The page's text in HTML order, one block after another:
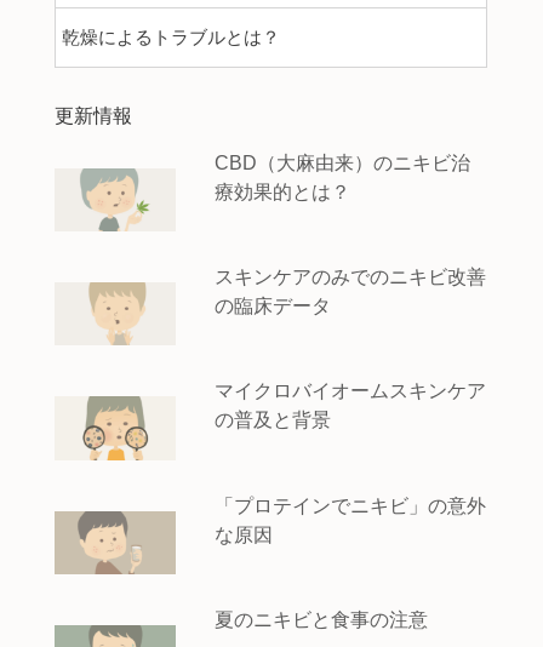
乾燥によるトラブルとは？
更新情報
CBD（大麻由来）のニキビ治
療効果的とは？
スキンケアのみでのニキビ改善
の臨床データ
マイクロバイオームスキンケア
の普及と背景
「プロテインでニキビ」の意外
な原因
夏のニキビと食事の注意